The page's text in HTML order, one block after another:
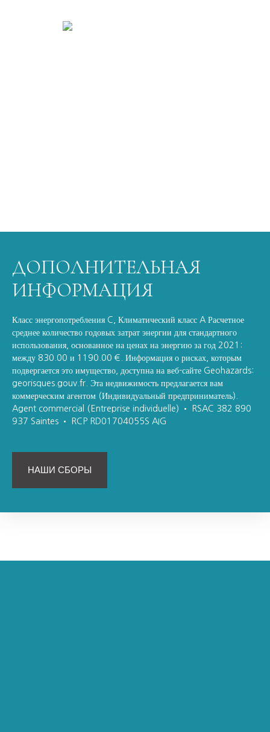
ДОПОЛНИТЕЛЬНАЯ
ИНФОРМАЦИЯ
Класс энергопотребления C, Климатический класс A Расчетное
среднее количество годовых затрат энергии для стандартного
использования, основанное на ценах на энергию за год 2021:
между 830.00 и 1190.00 €. Информация о рисках, которым
подвергается это имущество, доступна на веб-сайте Geohazards:
georisques.gouv.fr. Эта недвижимость предлагается вам
коммерческим агентом (Индивидуальный предприниматель).
Agent commercial (Entreprise individuelle) • RSAC 382 890
937 Saintes • RCP RD01704055S AIG
НАШИ СБОРЫ